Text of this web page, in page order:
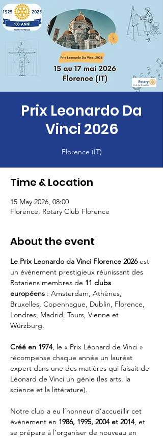
Prix Leonardo Da
Vinci 2026
Florence (IT)
Time & Location
15 May 2026, 08:00
Florence, Rotary Club Florence
About the event
Le Prix Leonardo da Vinci Florence 2026 est
un événement prestigieux réunissant des
Rotariens membres de 11 clubs
européens : Amsterdam, Athènes,
Bruxelles, Copenhague, Dublin, Florence,
Londres, Madrid, Tours, Vienne et
Würzburg.
Créé en 1974, le « Prix Léonard de Vinci »
récompense chaque année un lauréat
expert dans une des matières qui faisait de
Léonard de Vinci un génie (les arts, la
science et la littérature).
Notre club a eu l’honneur d’accueillir cet
événement en 1986, 1995, 2004 et 2014, et
se prépare à l’organiser de nouveau en